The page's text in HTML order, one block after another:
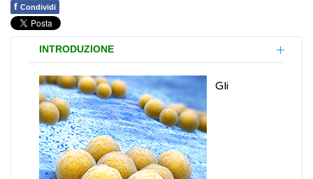
f Condividi
INTRODUZIONE
Gli